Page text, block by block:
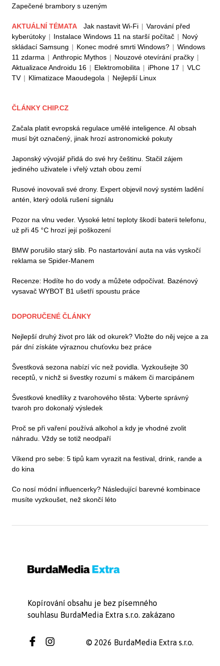
Zapečené brambory s uzeným
AKTUÁLNÍ TÉMATA Jak nastavit Wi-Fi | Varování před
kyberútoky | Instalace Windows 11 na starší počítač | Nový
skládací Samsung | Konec modré smrti Windows? | Windows
11 zdarma | Anthropic Mythos | Nouzové otevírání pračky |
Aktualizace Androidu 16 | Elektromobilita | iPhone 17 | VLC
TV | Klimatizace Maoudegola | Nejlepší Linux
ČLÁNKY CHIP.CZ
Začala platit evropská regulace umělé inteligence. AI obsah
musí být označený, jinak hrozí astronomické pokuty
Japonský vývojář přidá do své hry češtinu. Stačil zájem
jediného uživatele i vřelý vztah obou zemí
Rusové inovovali své drony. Expert objevil nový systém ladění
antén, který odolá rušení signálu
Pozor na vlnu veder. Vysoké letní teploty škodí baterii telefonu,
už při 45 °C hrozí její poškození
BMW porušilo starý slib. Po nastartování auta na vás vyskočí
reklama se Spider-Manem
Recenze: Hodíte ho do vody a můžete odpočívat. Bazénový
vysavač WYBOT B1 ušetří spoustu práce
DOPORUČENÉ ČLÁNKY
Nejlepší druhý život pro lák od okurek? Vložte do něj vejce a za
pár dní získáte výraznou chuťovku bez práce
Švestková sezona nabízí víc než povidla. Vyzkoušejte 30
receptů, v nichž si švestky rozumí s mákem či marcipánem
Švestkové knedlíky z tvarohového těsta: Vyberte správný
tvaroh pro dokonalý výsledek
Proč se při vaření používá alkohol a kdy je vhodné zvolit
náhradu. Vždy se totiž neodpaří
Víkend pro sebe: 5 tipů kam vyrazit na festival, drink, rande a
do kina
Co nosí módní influencerky? Následující barevné kombinace
musíte vyzkoušet, než skončí léto
Kopírování obsahu je bez písemného
souhlasu BurdaMedia Extra s.r.o. zakázano
© 2026 BurdaMedia Extra s.r.o.